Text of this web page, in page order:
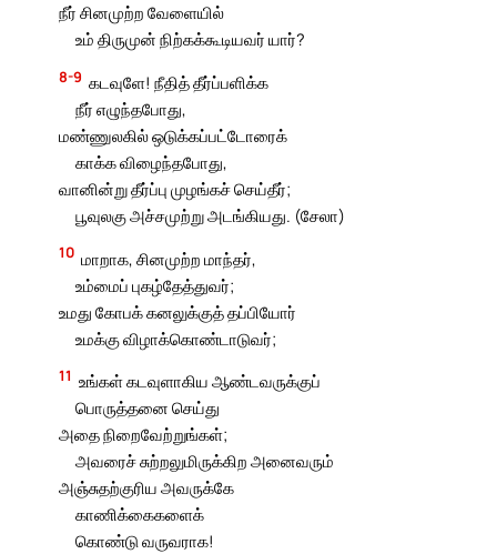
நீர் சினமுற்ற வேளையில்
உம் திருமுன் நிற்கக்கூடியவர் யார்?
8-9 கடவுளே! நீதித் தீர்ப்பளிக்க
நீர் எழுந்தபோது,
மண்ணுலகில் ஒடுக்கப்பட்டோரைக்
காக்க விழைந்தபோது,
வானின்று தீர்ப்பு முழங்கச் செய்தீர்;
பூவுலகு அச்சமுற்று அடங்கியது. (சேலா)
10 மாறாக, சினமுற்ற மாந்தர்,
உம்மைப் புகழ்தேத்துவர்;
உமது கோபக் கனலுக்குத் தப்பியோர்
உமக்கு விழாக்கொண்டாடுவர்;
11 உங்கள் கடவுளாகிய ஆண்டவருக்குப்
பொருத்தனை செய்து
அதை நிறைவேற்றுங்கள்;
அவரைச் சுற்றலுமிருக்கிற அனைவரும்
அஞ்சுதற்குரிய அவருக்கே
காணிக்கைகளைக்
கொண்டு வருவராக!